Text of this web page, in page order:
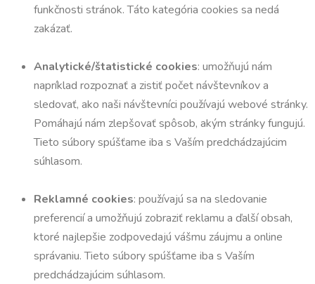
funkčnosti stránok. Táto kategória cookies sa nedá
zakázať.
Analytické/štatistické cookies: umožňujú nám
napríklad rozpoznať a zistiť počet návštevníkov a
sledovať, ako naši návštevníci používajú webové stránky.
Pomáhajú nám zlepšovať spôsob, akým stránky fungujú.
Tieto súbory spúšťame iba s Vaším predchádzajúcim
súhlasom.
Reklamné cookies: používajú sa na sledovanie
preferencií a umožňujú zobraziť reklamu a ďalší obsah,
ktoré najlepšie zodpovedajú vášmu záujmu a online
správaniu. Tieto súbory spúšťame iba s Vaším
predchádzajúcim súhlasom.